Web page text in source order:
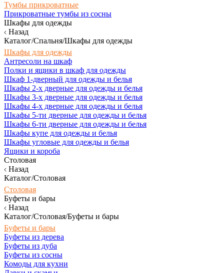
Тумбы прикроватные
Прикроватные тумбы из сосны
Шкафы для одежды
Назад
Каталог/Спальня/Шкафы для одежды
Шкафы для одежды
Антресоли на шкаф
Полки и ящики в шкаф для одежды
Шкаф 1-дверный для одежды и белья
Шкафы 2-х дверные для одежды и белья
Шкафы 3-х дверные для одежды и белья
Шкафы 4-х дверные для одежды и белья
Шкафы 5-ти дверные для одежды и белья
Шкафы 6-ти дверные для одежды и белья
Шкафы купе для одежды и белья
Шкафы угловые для одежды и белья
Ящики и короба
Столовая
Назад
Каталог/Столовая
Столовая
Буфеты и бары
Назад
Каталог/Столовая/Буфеты и бары
Буфеты и бары
Буфеты из дерева
Буфеты из дуба
Буфеты из сосны
Комоды для кухни